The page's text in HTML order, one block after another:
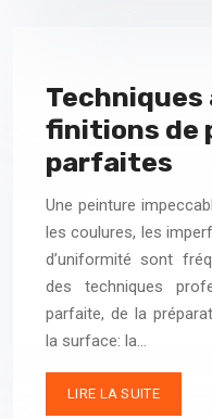
Techniques
finitions de
parfaites
Une peinture
les coulures, les
d’uniformité sont
des techniques
parfaite, de la
la surface: la…
LIRE LA SUITE